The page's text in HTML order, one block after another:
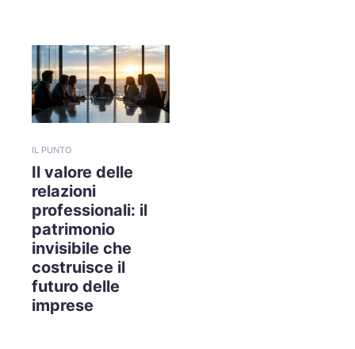
IL PUNTO
Il valore delle
relazioni
professionali: il
patrimonio
invisibile che
costruisce il
futuro delle
imprese